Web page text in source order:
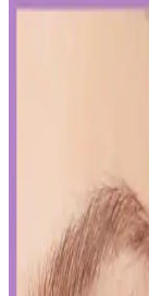
Diş
ve Kullanım
Diş hassasiyetini
doğru diş macunu
önerileriyle diş
Kalıcı Kalem
Pratik
Kalıcı kalem göz
süre kalıcı ve net
gözlerinizi